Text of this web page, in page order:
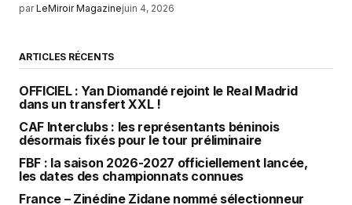
par LeMiroir Magazinejuin 4, 2026
ARTICLES RÉCENTS
OFFICIEL : Yan Diomandé rejoint le Real Madrid
dans un transfert XXL !
CAF Interclubs : les représentants béninois
désormais fixés pour le tour préliminaire
FBF : la saison 2026-2027 officiellement lancée,
les dates des championnats connues
France – Zinédine Zidane nommé sélectionneur